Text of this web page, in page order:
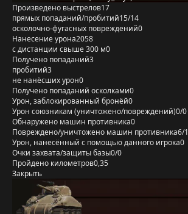
Произведено выстрелов17
прямых попаданий/пробитий15/14
осколочно-фугасных повреждений0
Нанесение урона2058
с дистанции свыше 300 м0
Получено попаданий3
пробитий3
не нанёсших урон0
Получено попаданий осколками0
Урон, заблокированный бронёй0
Урон союзникам (уничтожено/повреждений)0/0
Обнаружено машин противника0
Повреждено/уничтожено машин противника6/1
Урон, нанесённый с помощью данного игрока0
Очки захвата/защиты базы0/0
Пройдено километров0,35
Закрыть